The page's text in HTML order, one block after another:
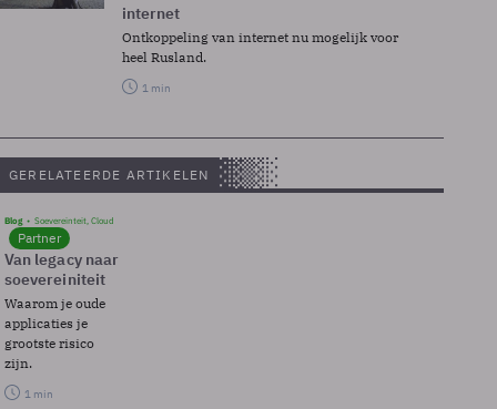
internet
Ontkoppeling van internet nu mogelijk voor
heel Rusland.
1 min
GERELATEERDE ARTIKELEN
Blog Soevereinteit, Cloud
Partner
Van legacy naar
soevereiniteit
Waarom je oude
applicaties je
grootste risico
zijn.
1 min